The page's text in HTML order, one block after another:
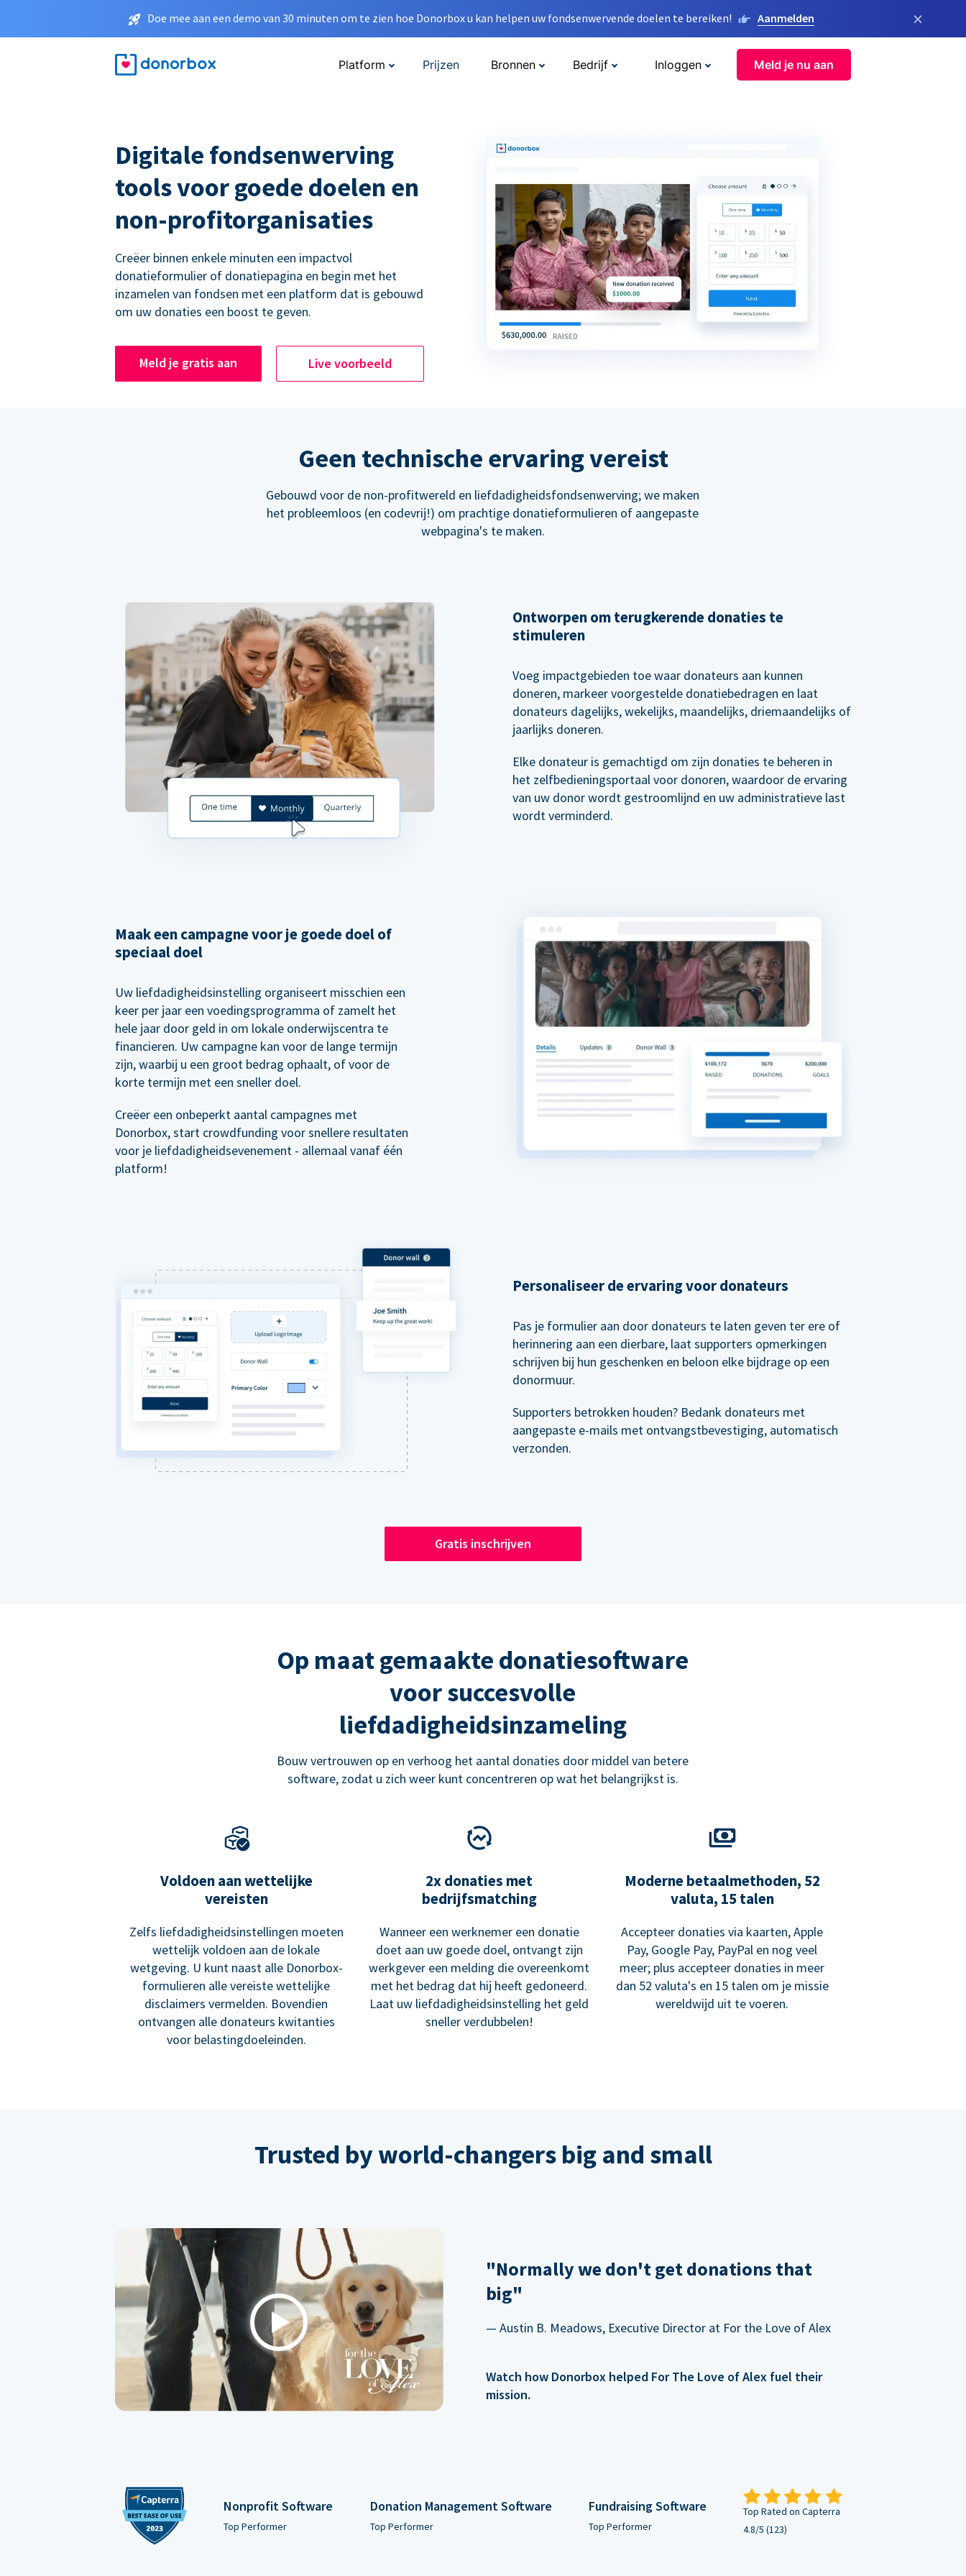
Doe mee aan een demo van 30 minuten om te zien hoe Donorbox u kan helpen uw fondsenwervende doelen te bereiken! Aanmelden ×
Platform Prijzen Bronnen Bedrijf Inloggen Meld je nu aan
Digitale fondsenwerving
tools voor goede doelen en
non-profitorganisaties
Creëer binnen enkele minuten een impactvol
donatieformulier of donatiepagina en begin met het
inzamelen van fondsen met een platform dat is gebouwd
om uw donaties een boost te geven.
Meld je gratis aan Live voorbeeld
Geen technische ervaring vereist
Gebouwd voor de non-profitwereld en liefdadigheidsfondsenwerving; we maken
het probleemloos (en codevrij!) om prachtige donatieformulieren of aangepaste
webpagina's te maken.
Ontworpen om terugkerende donaties te
stimuleren
Voeg impactgebieden toe waar donateurs aan kunnen
doneren, markeer voorgestelde donatiebedragen en laat
donateurs dagelijks, wekelijks, maandelijks, driemaandelijks of
jaarlijks doneren.
Elke donateur is gemachtigd om zijn donaties te beheren in
het zelfbedieningsportaal voor donoren, waardoor de ervaring
van uw donor wordt gestroomlijnd en uw administratieve last
wordt verminderd.
Maak een campagne voor je goede doel of
speciaal doel
Uw liefdadigheidsinstelling organiseert misschien een
keer per jaar een voedingsprogramma of zamelt het
hele jaar door geld in om lokale onderwijscentra te
financieren. Uw campagne kan voor de lange termijn
zijn, waarbij u een groot bedrag ophaalt, of voor de
korte termijn met een sneller doel.
Creëer een onbeperkt aantal campagnes met
Donorbox, start crowdfunding voor snellere resultaten
voor je liefdadigheidsevenement - allemaal vanaf één
platform!
Personaliseer de ervaring voor donateurs
Pas je formulier aan door donateurs te laten geven ter ere of
herinnering aan een dierbare, laat supporters opmerkingen
schrijven bij hun geschenken en beloon elke bijdrage op een
donormuur.
Supporters betrokken houden? Bedank donateurs met
aangepaste e-mails met ontvangstbevestiging, automatisch
verzonden.
Gratis inschrijven
Op maat gemaakte donatiesoftware
voor succesvolle
liefdadigheidsinzameling
Bouw vertrouwen op en verhoog het aantal donaties door middel van betere
software, zodat u zich weer kunt concentreren op wat het belangrijkst is.
Voldoen aan wettelijke
vereisten
Zelfs liefdadigheidsinstellingen moeten
wettelijk voldoen aan de lokale
wetgeving. U kunt naast alle Donorbox-
formulieren alle vereiste wettelijke
disclaimers vermelden. Bovendien
ontvangen alle donateurs kwitanties
voor belastingdoeleinden.
2x donaties met
bedrijfsmatching
Wanneer een werknemer een donatie
doet aan uw goede doel, ontvangt zijn
werkgever een melding die overeenkomt
met het bedrag dat hij heeft gedoneerd.
Laat uw liefdadigheidsinstelling het geld
sneller verdubbelen!
Moderne betaalmethoden, 52
valuta, 15 talen
Accepteer donaties via kaarten, Apple
Pay, Google Pay, PayPal en nog veel
meer; plus accepteer donaties in meer
dan 52 valuta's en 15 talen om je missie
wereldwijd uit te voeren.
Trusted by world-changers big and small
Play
"Normally we don't get donations that
big"
— Austin B. Meadows, Executive Director at For the Love of Alex
Watch how Donorbox helped For The Love of Alex fuel their
mission.
Nonprofit Software
Top Performer
Donation Management Software
Top Performer
Fundraising Software
Top Performer
Top Rated on Capterra
4.8/5 (123)